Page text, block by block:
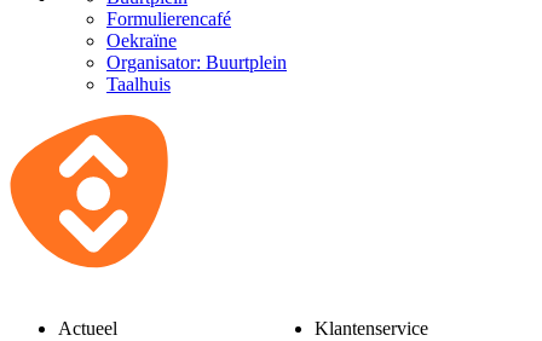
Formulierencafé
Oekraïne
Organisator: Buurtplein
Taalhuis
Actueel Klantenservice